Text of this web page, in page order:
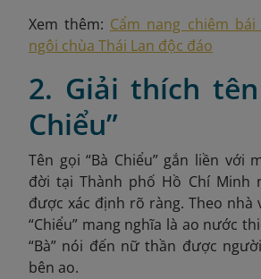
Xem thêm: Cẩm nang chiêm
ngôi chùa Thái Lan độc đáo
2. Giải thích
Chiểu”
Tên gọi “Bà Chiểu” gắn liền với
đời tại Thành phố Hồ Chí Minh
được xác định rõ ràng. Theo nhà
“Chiểu” mang nghĩa là ao nước
“Bà” nói đến nữ thần được
bên ao.